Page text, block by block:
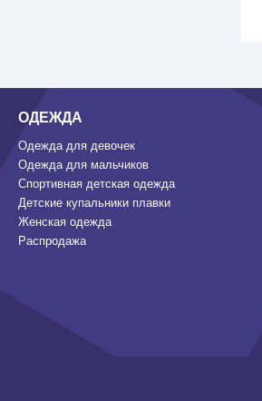
ОДЕЖДА
Одежда для девочек
Одежда для мальчиков
Спортивная детская одежда
Детские купальники плавки
Женская одежда
Распродажа